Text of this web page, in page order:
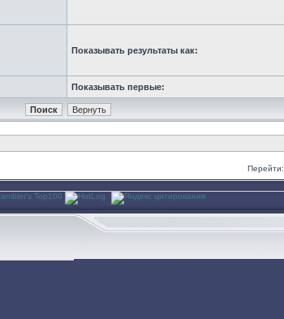
Показывать результаты как:
Показывать первые:
Перейти: